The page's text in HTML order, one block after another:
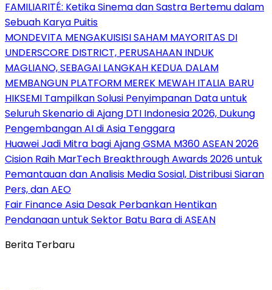
FAMILIARITÉ: Ketika Sinema dan Sastra Bertemu dalam
Sebuah Karya Puitis
MONDEVITA MENGAKUISISI SAHAM MAYORITAS DI
UNDERSCORE DISTRICT, PERUSAHAAN INDUK
MAGLIANO, SEBAGAI LANGKAH KEDUA DALAM
MEMBANGUN PLATFORM MEREK MEWAH ITALIA BARU
HIKSEMI Tampilkan Solusi Penyimpanan Data untuk
Seluruh Skenario di Ajang DTI Indonesia 2026, Dukung
Pengembangan AI di Asia Tenggara
Huawei Jadi Mitra bagi Ajang GSMA M360 ASEAN 2026
Cision Raih MarTech Breakthrough Awards 2026 untuk
Pemantauan dan Analisis Media Sosial, Distribusi Siaran
Pers, dan AEO
Fair Finance Asia Desak Perbankan Hentikan
Pendanaan untuk Sektor Batu Bara di ASEAN
Berita Terbaru